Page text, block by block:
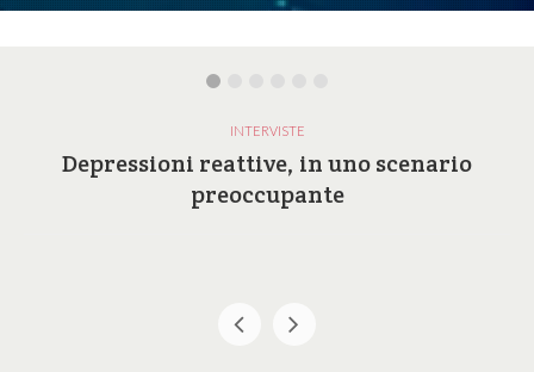
INTERVISTE
Depressioni reattive, in uno scenario
preoccupante